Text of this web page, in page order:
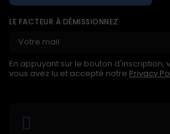
LE FACTEUR À DÉMISSIONNEZ
En appuyant sur le bouton d'inscription,
vous avez lu et accepté notre Privacy